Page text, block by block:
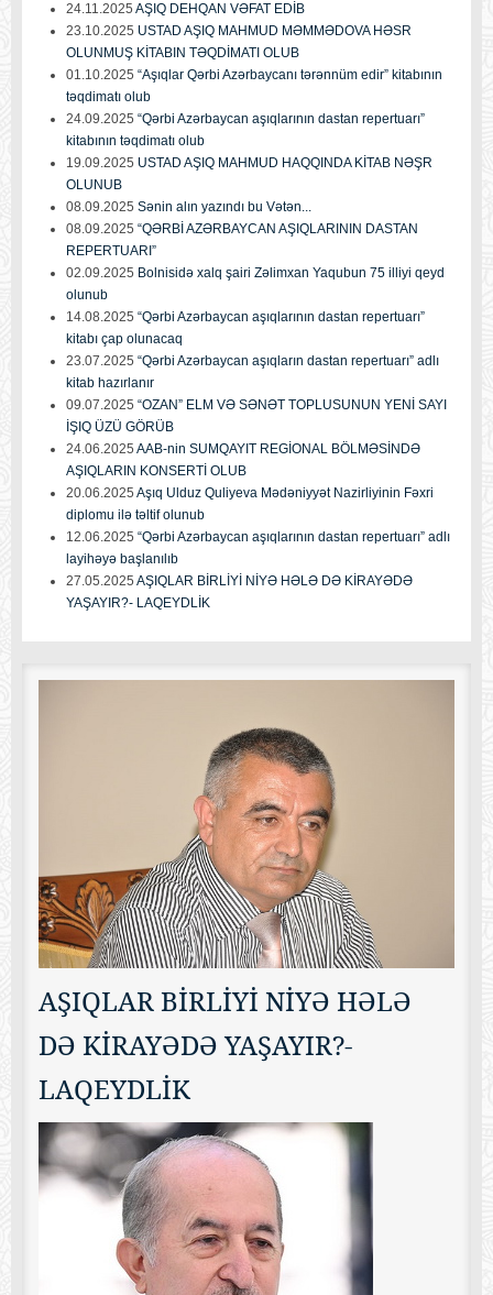
24.11.2025 AŞIQ DEHQAN VƏFAT EDİB
23.10.2025 USTAD AŞIQ MAHMUD MƏMMƏDOVA HƏSR
OLUNMUŞ KİTABIN TƏQDİMATI OLUB
01.10.2025 “Aşıqlar Qərbi Azərbaycanı tərənnüm edir” kitabının
təqdimatı olub
24.09.2025 “Qərbi Azərbaycan aşıqlarının dastan repertuarı”
kitabının təqdimatı olub
19.09.2025 USTAD AŞIQ MAHMUD HAQQINDA KİTAB NƏŞR
OLUNUB
08.09.2025 Sənin alın yazındı bu Vətən...
08.09.2025 “QƏRBİ AZƏRBAYCAN AŞIQLARININ DASTAN
REPERTUARI”
02.09.2025 Bolnisidə xalq şairi Zəlimxan Yaqubun 75 illiyi qeyd
olunub
14.08.2025 “Qərbi Azərbaycan aşıqlarının dastan repertuarı”
kitabı çap olunacaq
23.07.2025 “Qərbi Azərbaycan aşıqların dastan repertuarı” adlı
kitab hazırlanır
09.07.2025 “OZAN” ELM VƏ SƏNƏT TOPLUSUNUN YENİ SAYI
İŞIQ ÜZÜ GÖRÜB
24.06.2025 AAB-nin SUMQAYIT REGİONAL BÖLMƏSİNDƏ
AŞIQLARIN KONSERTİ OLUB
20.06.2025 Aşıq Ulduz Quliyeva Mədəniyyət Nazirliyinin Fəxri
diplomu ilə təltif olunub
12.06.2025 “Qərbi Azərbaycan aşıqlarının dastan repertuarı” adlı
layihəyə başlanılıb
27.05.2025 AŞIQLAR BİRLİYİ NİYƏ HƏLƏ DƏ KİRAYƏDƏ
YAŞAYIR?- LAQEYDLİK
AŞIQLAR BİRLİYİ NİYƏ HƏLƏ
DƏ KİRAYƏDƏ YAŞAYIR?-
LAQEYDLİK